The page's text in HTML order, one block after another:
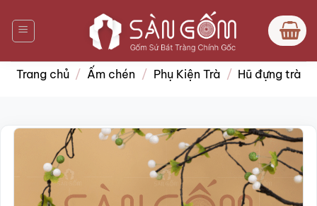
qua
nội
dung
Trang chủ / Ấm chén / Phụ Kiện Trà / Hũ đựng trà